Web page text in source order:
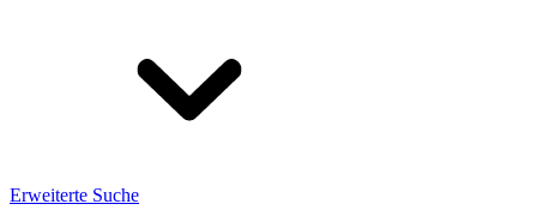
Erweiterte Suche